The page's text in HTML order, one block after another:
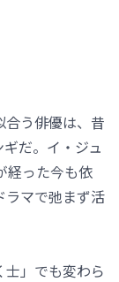
合う俳優は、昔
だ。イ・ジュ
経った今も依
ラマで弛まず活
」でも変わら